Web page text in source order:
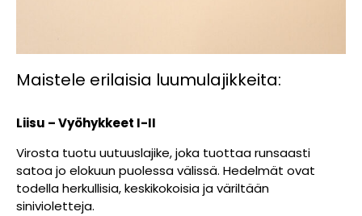
Maistele erilaisia luumulajikkeita:
Liisu – Vyöhykkeet I-II
Virosta tuotu uutuuslajike, joka tuottaa runsaasti
satoa jo elokuun puolessa välissä. Hedelmät ovat
todella herkullisia, keskikokoisia ja väriltään
sinivioletteja.